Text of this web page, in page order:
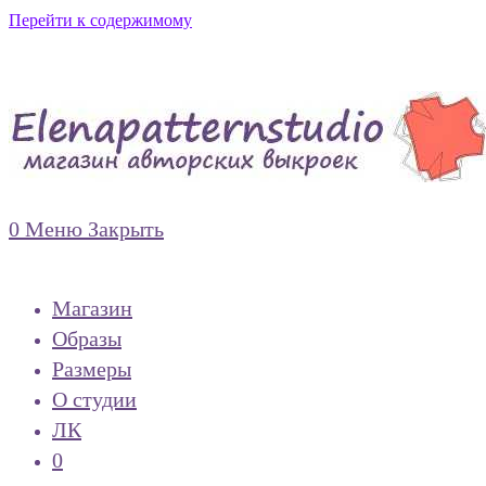
Перейти к содержимому
0 Меню Закрыть
Магазин
Образы
Размеры
О студии
ЛК
0